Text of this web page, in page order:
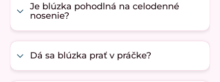
Je blúzka pohodlná na celodenné
nosenie?
Dá sa blúzka prať v práčke?